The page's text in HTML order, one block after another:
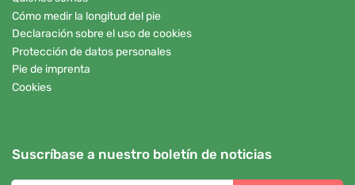
Cómo medir la longitud del pie
Declaración sobre el uso de cookies
Protección de datos personales
Pie de imprenta
Cookies
Suscríbase a nuestro boletín de noticias